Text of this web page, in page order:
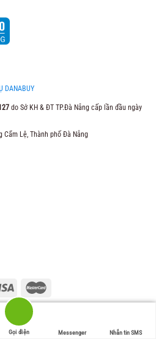
DANABUY
do Sở KH & ĐT TP.Đà Nẵng cấp lần đầu ngày
Lệ, Thành phố Đà Nẵng
Thương Mại Danabuy
Danabuy.vn
Gọi điện Messenger Nhắn tin SMS